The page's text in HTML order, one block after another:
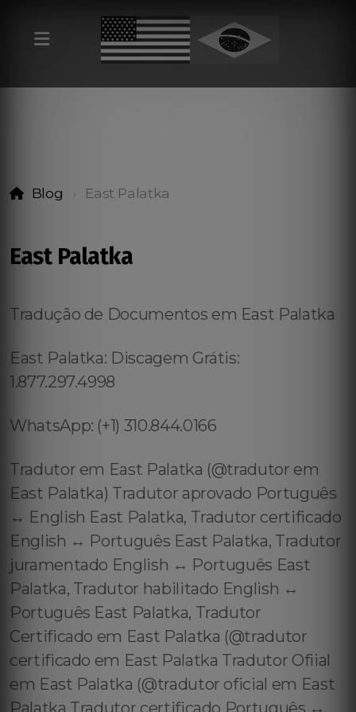
Blog East Palatka
East Palatka
Tradução de Documentos em East Palatka
East Palatka: Discagem Grátis:
1.877.297.4998
WhatsApp: (+1) 310.844.0166
Tradutor em East Palatka (@tradutor em
East Palatka) Tradutor aprovado Português
↔️ English East Palatka, Tradutor certificado
English ↔️ Português East Palatka, Tradutor
juramentado English ↔️ Português East
Palatka, Tradutor habilitado English ↔️
Português East Palatka, Tradutor
Certificado em East Palatka (@tradutor
certificado em East Palatka Tradutor Ofiial
em East Palatka (@tradutor oficial em East
Palatka Tradutor certificado Português ↔️